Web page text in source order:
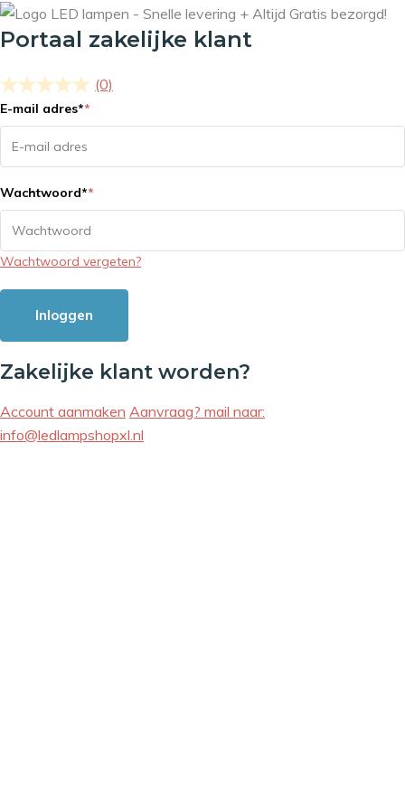
Portaal zakelijke klant
(0)
E-mail adres**
Wachtwoord**
Wachtwoord vergeten?
Inloggen
Zakelijke klant worden?
Account aanmaken Aanvraag? mail naar:
info@ledlampshopxl.nl